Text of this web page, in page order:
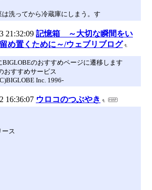
は洗ってから冷蔵庫にしまう。す
21:32:09 記憶箱 ～大切な瞬間をい
め置くために～/ウェブリブログ
のおすすめページに遷移します
おすすめサービス
Inc. 1996-
16:36:07 ウロコのつぶやき
ース